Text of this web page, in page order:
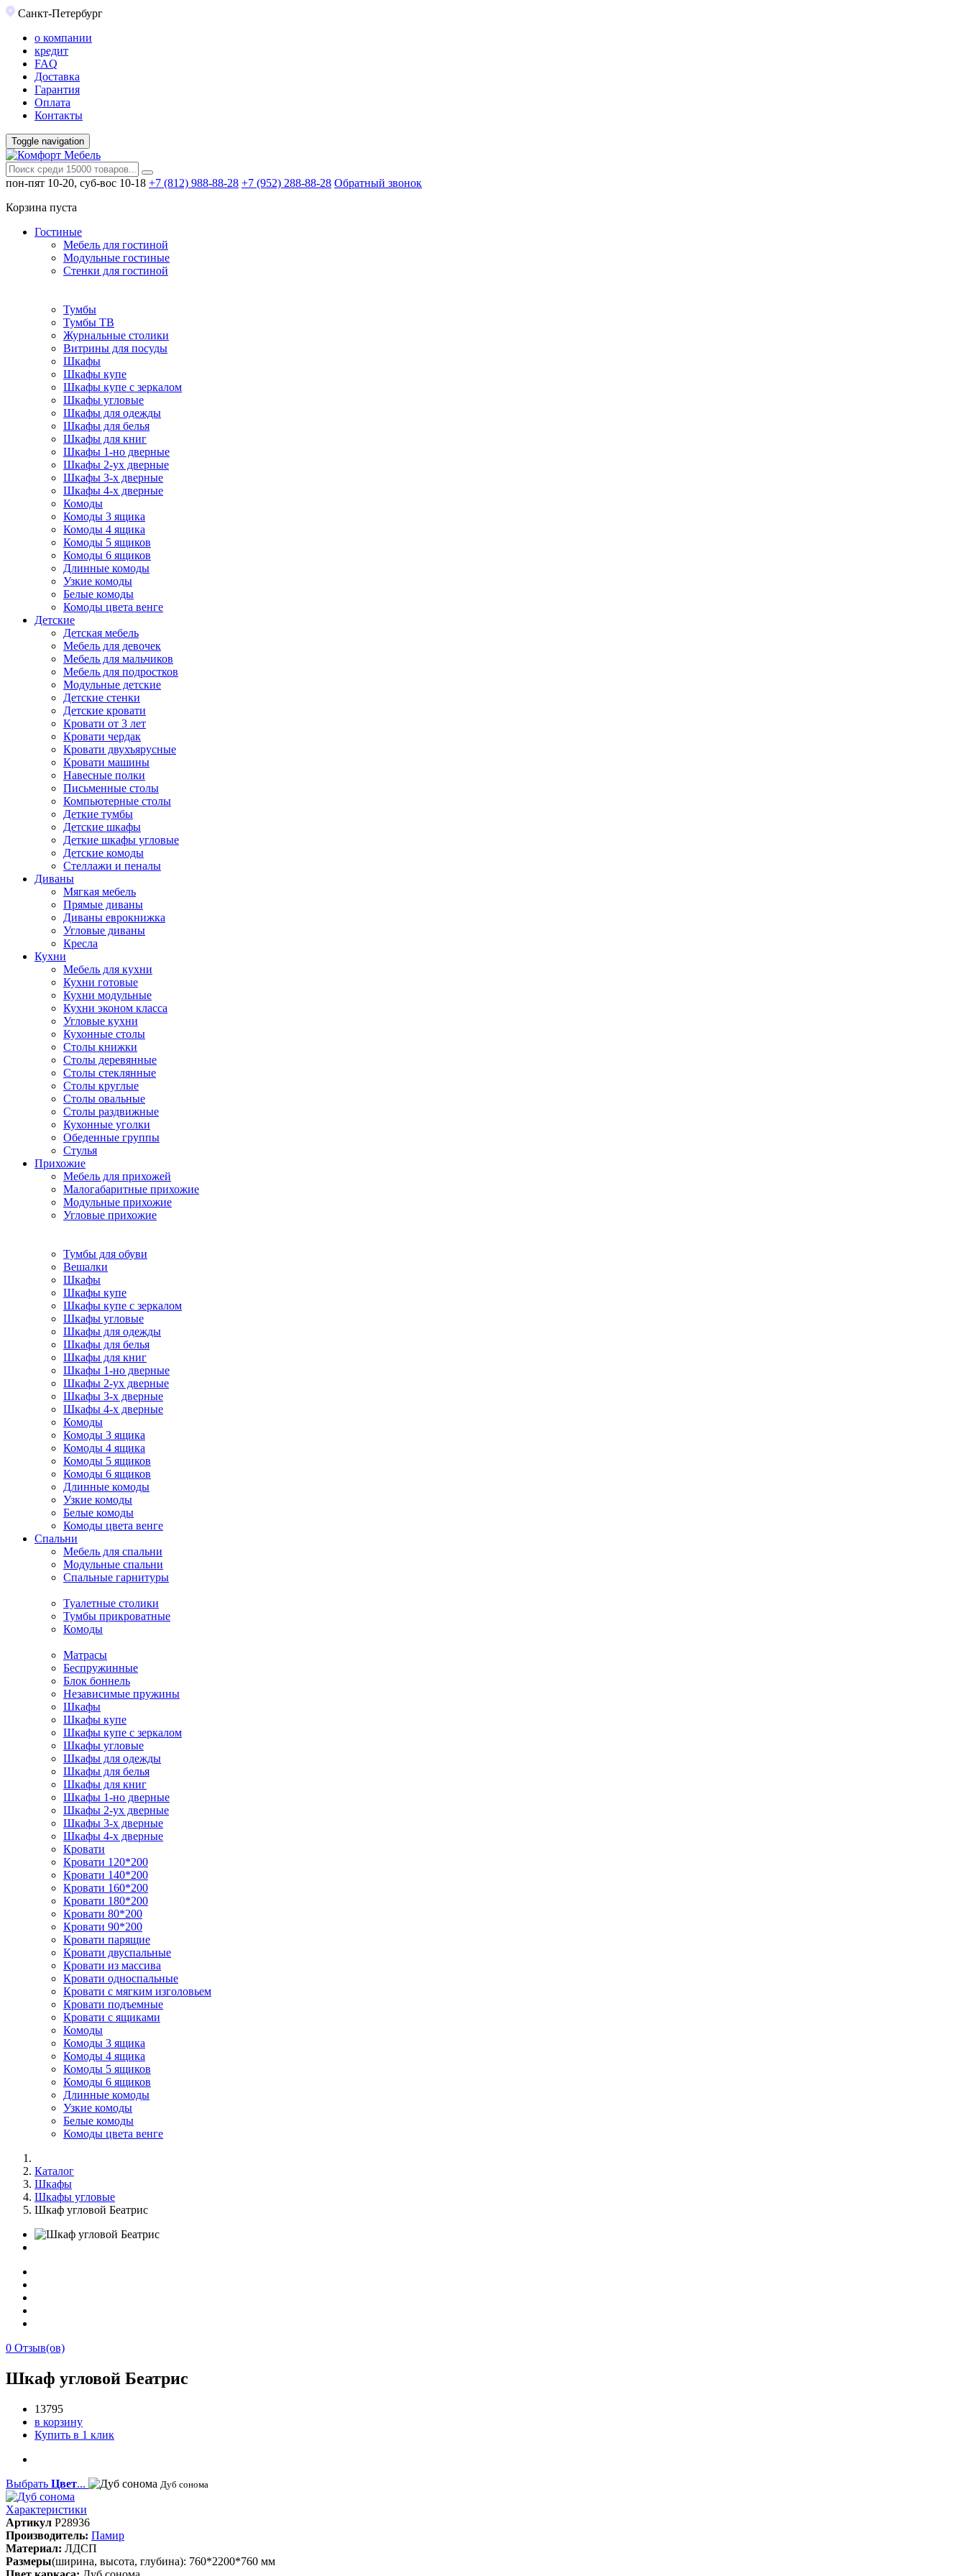
Санкт-Петербург
о компании
кредит
FAQ
Доставка
Гарантия
Оплата
Контакты
Toggle navigation
пон-пят 10-20, суб-вос 10-18 +7 (812) 988-88-28 +7 (952) 288-88-28 Обратный звонок
Корзина пуста
Гостиные
Мебель для гостиной
Модульные гостиные
Стенки для гостиной
Тумбы
Тумбы ТВ
Журнальные столики
Витрины для посуды
Шкафы
Шкафы купе
Шкафы купе с зеркалом
Шкафы угловые
Шкафы для одежды
Шкафы для белья
Шкафы для книг
Шкафы 1-но дверные
Шкафы 2-ух дверные
Шкафы 3-х дверные
Шкафы 4-х дверные
Комоды
Комоды 3 ящика
Комоды 4 ящика
Комоды 5 ящиков
Комоды 6 ящиков
Длинные комоды
Узкие комоды
Белые комоды
Комоды цвета венге
Детские
Детская мебель
Мебель для девочек
Мебель для мальчиков
Мебель для подростков
Модульные детские
Детские стенки
Детские кровати
Кровати от 3 лет
Кровати чердак
Кровати двухъярусные
Кровати машины
Навесные полки
Письменные столы
Компьютерные столы
Деткие тумбы
Детские шкафы
Деткие шкафы угловые
Детские комоды
Стеллажи и пеналы
Диваны
Мягкая мебель
Прямые диваны
Диваны еврокнижка
Угловые диваны
Кресла
Кухни
Мебель для кухни
Кухни готовые
Кухни модульные
Кухни эконом класса
Угловые кухни
Кухонные столы
Столы книжки
Столы деревянные
Столы стеклянные
Столы круглые
Столы овальные
Столы раздвижные
Кухонные уголки
Обеденные группы
Стулья
Прихожие
Мебель для прихожей
Малогабаритные прихожие
Модульные прихожие
Угловые прихожие
Тумбы для обуви
Вешалки
Шкафы
Шкафы купе
Шкафы купе с зеркалом
Шкафы угловые
Шкафы для одежды
Шкафы для белья
Шкафы для книг
Шкафы 1-но дверные
Шкафы 2-ух дверные
Шкафы 3-х дверные
Шкафы 4-х дверные
Комоды
Комоды 3 ящика
Комоды 4 ящика
Комоды 5 ящиков
Комоды 6 ящиков
Длинные комоды
Узкие комоды
Белые комоды
Комоды цвета венге
Спальни
Мебель для спальни
Модульные спальни
Спальные гарнитуры
Туалетные столики
Тумбы прикроватные
Комоды
Матрасы
Беспружинные
Блок боннель
Независимые пружины
Шкафы
Шкафы купе
Шкафы купе с зеркалом
Шкафы угловые
Шкафы для одежды
Шкафы для белья
Шкафы для книг
Шкафы 1-но дверные
Шкафы 2-ух дверные
Шкафы 3-х дверные
Шкафы 4-х дверные
Кровати
Кровати 120*200
Кровати 140*200
Кровати 160*200
Кровати 180*200
Кровати 80*200
Кровати 90*200
Кровати парящие
Кровати двуспальные
Кровати из массива
Кровати односпальные
Кровати с мягким изголовьем
Кровати подъемные
Кровати с ящиками
Комоды
Комоды 3 ящика
Комоды 4 ящика
Комоды 5 ящиков
Комоды 6 ящиков
Длинные комоды
Узкие комоды
Белые комоды
Комоды цвета венге
Каталог
Шкафы
Шкафы угловые
Шкаф угловой Беатрис
0 Отзыв(ов)
Шкаф угловой Беатрис
13795
в корзину
Купить в 1 клик
Выбрать Цвет... Дуб сонома
Характеристики
Артикул P28936
Производитель: Памир
Материал: ЛДСП
Размеры(ширина, высота, глубина): 760*2200*760 мм